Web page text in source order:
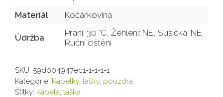
Materiál
Kočárkovina
Údržba
Praní: 30 °C, Žehlení: NE, Sušička: NE,
Ruční čištění
SKU: 59d004947ec1-1-1-1-1
Kategorie: Kabelky, tašky, pouzdra
Štítky: kabela, taška